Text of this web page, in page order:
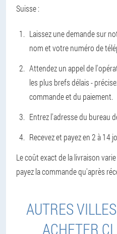
Suisse :
Laissez une demande sur
nom et votre numéro de
Attendez un appel de
les plus brefs délais -
commande et du paiement.
Entrez l'adresse du bureau
Recevez et payez en 2 à 14
Le coût exact de la livraison
payez la commande qu'après
AUTRES
ACHETER